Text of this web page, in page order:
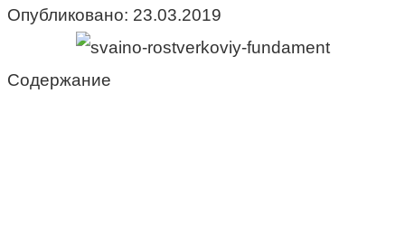
Опубликовано: 23.03.2019
Содержание